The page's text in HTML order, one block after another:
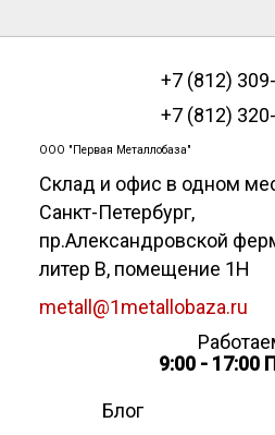
+7 (812)
+7 (812)
ООО "Первая Металлобаза"
Склад и офис в одном
Санкт-Петербург,
пр.Александровской
литер В, помещение 1Н
metall@1metallobaza.ru
9:00 - 17:00
Блог